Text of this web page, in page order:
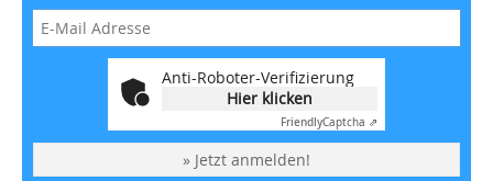
Anti-Roboter-Verifizierung
Hier klicken
FriendlyCaptcha ⇗
» Jetzt anmelden!